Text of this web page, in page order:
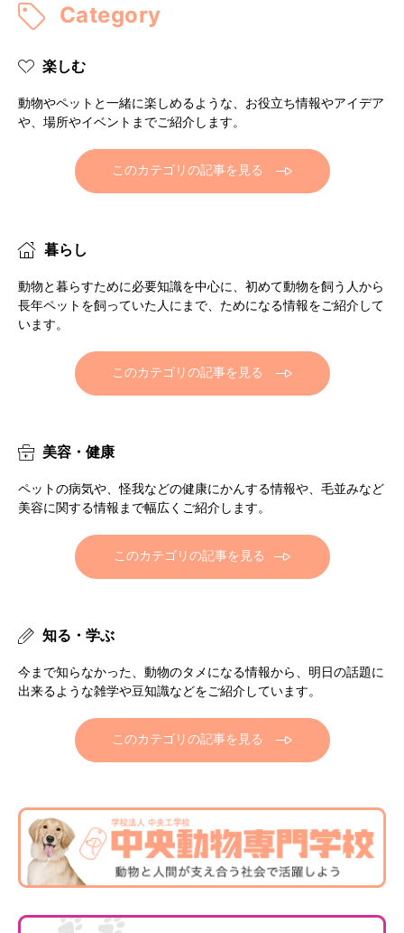
Category
楽しむ
動物やペットと一緒に楽しめるような、お役立ち情報やアイデア
や、場所やイベントまでご紹介します。
このカテゴリの記事を見る
暮らし
動物と暮らすために必要知識を中心に、初めて動物を飼う人から
長年ペットを飼っていた人にまで、ためになる情報をご紹介して
います。
このカテゴリの記事を見る
美容・健康
ペットの病気や、怪我などの健康にかんする情報や、毛並みなど
美容に関する情報まで幅広くご紹介します。
このカテゴリの記事を見る
知る・学ぶ
今まで知らなかった、動物のタメになる情報から、明日の話題に
出来るような雑学や豆知識などをご紹介しています。
このカテゴリの記事を見る